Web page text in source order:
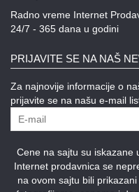
Radno vreme Internet
24/7 - 365 dana u godini
PRIJAVITE SE NA NAŠ
Za najnovije informacije o
prijavite se na našu e-mail
Cene na sajtu su iskazane
Internet prodavnica se
na ovom sajtu bili